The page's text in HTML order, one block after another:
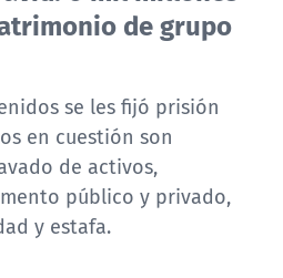
de grupo
se les fijó prisión
en cuestión son
de activos,
público y privado,
y estafa.